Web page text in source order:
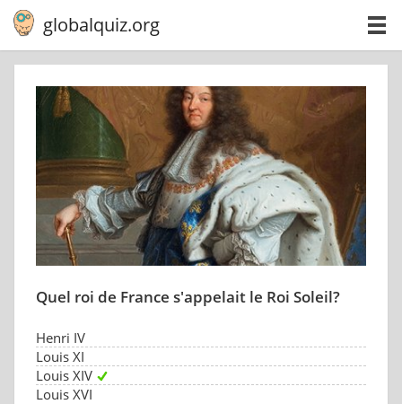
globalquiz.org
Quel roi de France s'appelait le Roi Soleil?
Henri IV
Louis XI
Louis XIV
Louis XVI